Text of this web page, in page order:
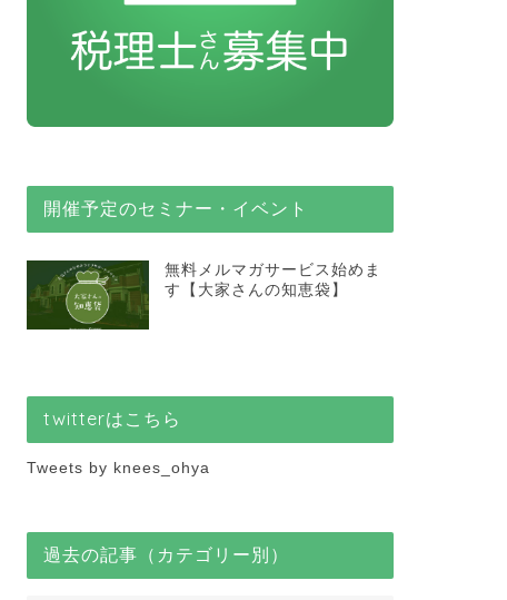
開催予定のセミナー・イベント
無料メルマガサービス始めま
す【大家さんの知恵袋】
twitterはこちら
Tweets by knees_ohya
過去の記事（カテゴリー別）